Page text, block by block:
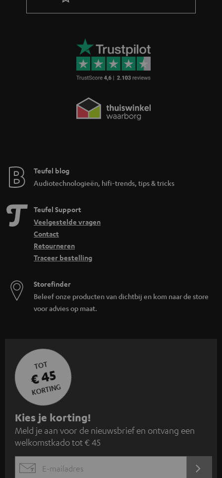
Teufel blog
Audiotechnologieën, hifi-trends, tips & tricks
Teufel Support
Veelgestelde vragen
Contact
Retourneren
Traceer bestelling
Storefinder
Beleef onze producten van dichtbij en kom naar de store
voor advies op maat.
TOT
€ 45
KORTING
A
a
n
m
Kies je korting!
Meld je aan voor de nieuwsbrief en ontvang een
welkomstkado tot € 45
EMAIL